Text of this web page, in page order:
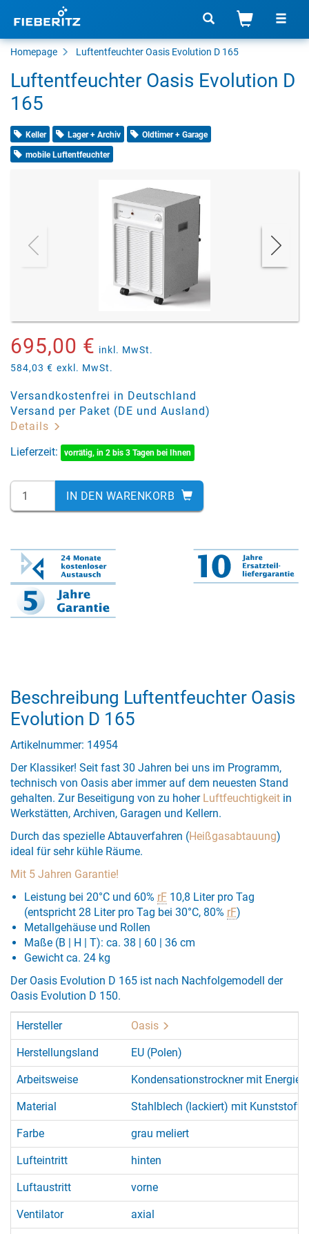
Homepage Luftentfeuchter Oasis Evolution D 165
Luftentfeuchter Oasis Evolution D
165
Keller Lager + Archiv Oldtimer + Garage
mobile Luftentfeuchter
695,00 € inkl. MwSt.
584,03 € exkl. MwSt.
Versandkostenfrei in Deutschland
Versand per Paket (DE und Ausland)
Details
Lieferzeit:
vorrätig, in 2 bis 3 Tagen bei Ihnen
IN DEN WARENKORB
Beschreibung Luftentfeuchter Oasis
Evolution D 165
Artikelnummer: 14954
Der Klassiker! Seit fast 30 Jahren bei uns im Programm,
technisch von Oasis aber immer auf dem neuesten Stand
gehalten. Zur Beseitigung von zu hoher Luftfeuchtigkeit in
Werkstätten, Archiven, Garagen und Kellern.
Durch das spezielle Abtauverfahren (Heißgasabtauung)
ideal für sehr kühle Räume.
Mit 5 Jahren Garantie!
Leistung bei 20°C und 60% rF 10,8 Liter pro Tag
(entspricht 28 Liter pro Tag bei 30°C, 80% rF)
Metallgehäuse und Rollen
Maße (B | H | T): ca. 38 | 60 | 36 cm
Gewicht ca. 24 kg
Der Oasis Evolution D 165 ist nach Nachfolgemodell der
Oasis Evolution D 150.
Hersteller Oasis
Herstellungsland EU (Polen)
Arbeitsweise Kondensationstrockner mit
Material Stahlblech (lackiert) mit
Farbe grau meliert
Lufteintritt hinten
Luftaustritt vorne
Ventilator axial